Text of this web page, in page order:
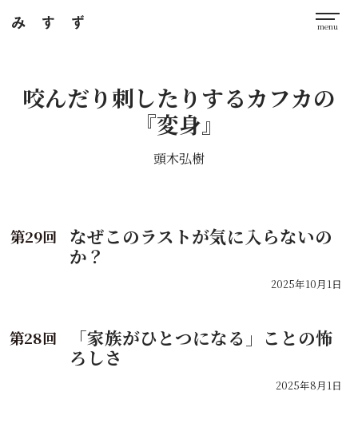
咬んだり刺したりするカフカの
『変身』
頭木弘樹
29
なぜこのラストが気に入らないの
か？
2025年10月1日
28
「家族がひとつになる」ことの怖
ろしさ
2025年8月1日